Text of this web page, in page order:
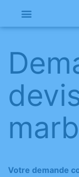
Votre demande